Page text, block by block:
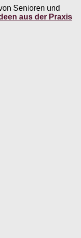
Senioren und
aus der Praxis